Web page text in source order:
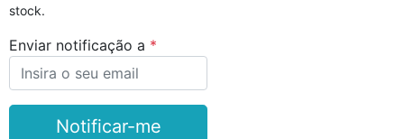
stock.
Enviar notificação a
Notificar-me